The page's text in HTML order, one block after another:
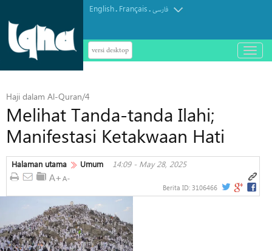
English. Français.فارسی
versi desktop
باز
و
Haji dalam Al-Quran/4
Melihat Tanda-tanda Ilahi;
Manifestasi Ketakwaan Hati
Halaman utama Umum 14:09 - May 28, 2025
Berita ID: 3106466